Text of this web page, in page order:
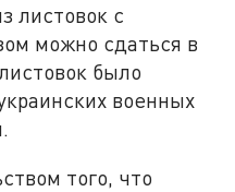
листовок с
можно сдаться в
было
военных
того, что